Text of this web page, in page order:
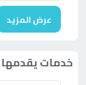
عرض المزيد
خدمات